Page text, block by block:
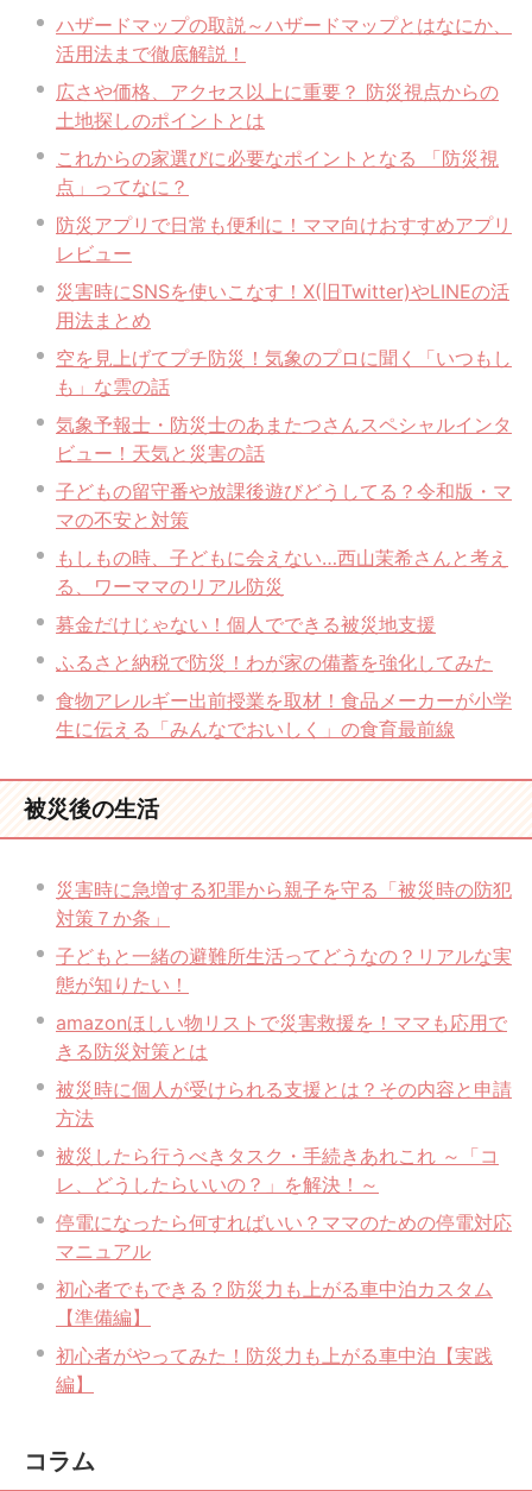
ハザードマップの取説～ハザードマップとはなにか、
活用法まで徹底解説！
広さや価格、アクセス以上に重要？ 防災視点からの
土地探しのポイントとは
これからの家選びに必要なポイントとなる 「防災視
点」ってなに？
防災アプリで日常も便利に！ママ向けおすすめアプリ
レビュー
災害時にSNSを使いこなす！X(旧Twitter)やLINEの活
用法まとめ
空を見上げてプチ防災！気象のプロに聞く「いつもし
も」な雲の話
気象予報士・防災士のあまたつさんスペシャルインタ
ビュー！天気と災害の話
子どもの留守番や放課後遊びどうしてる？令和版・マ
マの不安と対策
もしもの時、子どもに会えない…西山茉希さんと考え
る、ワーママのリアル防災
募金だけじゃない！個人でできる被災地支援
ふるさと納税で防災！わが家の備蓄を強化してみた
食物アレルギー出前授業を取材！食品メーカーが小学
生に伝える「みんなでおいしく」の食育最前線
被災後の生活
災害時に急増する犯罪から親子を守る「被災時の防犯
対策７か条」
子どもと一緒の避難所生活ってどうなの？リアルな実
態が知りたい！
amazonほしい物リストで災害救援を！ママも応用で
きる防災対策とは
被災時に個人が受けられる支援とは？その内容と申請
方法
被災したら行うべきタスク・手続きあれこれ ～「コ
レ、どうしたらいいの？」を解決！～
停電になったら何すればいい？ママのための停電対応
マニュアル
初心者でもできる？防災力も上がる車中泊カスタム
【準備編】
初心者がやってみた！防災力も上がる車中泊【実践
編】
コラム